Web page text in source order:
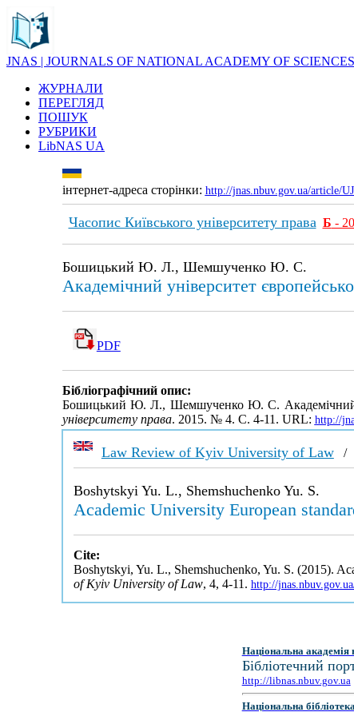
JNAS | JOURNALS OF NATIONAL ACADEMY OF
ЖУРНАЛИ
ПЕРЕГЛЯД
ПОШУК
РУБРИКИ
LibNAS UA
інтернет-адреса сторінки: http://jnas.nbuv.gov.ua/article/
Часопис Київського університету права Б -
Бошицький Ю. Л., Шемшученко Ю. С.
Академічний університет
PDF
Бібліографічний опис:
Бошицький Ю. Л., Шемшученко Ю. С. Академічний
університету права. 2015. № 4. С. 4-11. URL: http://
Law Review of Kyiv University of Law/
Boshytskyi Yu. L., Shemshuchenko Yu. S.
Academic University European
Cite:
Boshytskyi, Yu. L., Shemshuchenko, Yu. S. (2015).
of Kyiv University of Law, 4, 4-11. http://
Національна академія
Бібліотечний
http://libnas.nbuv.gov.ua
Національна